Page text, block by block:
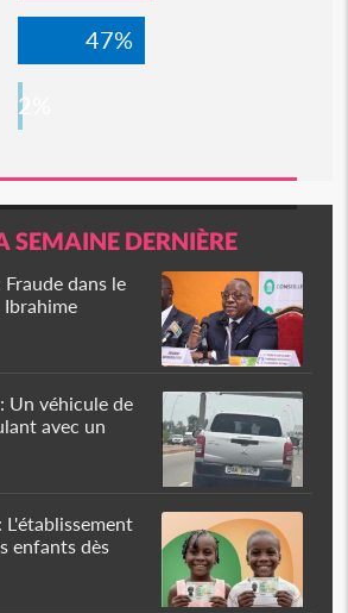
47%
2%
SEMAINE DERNIÈRE
dans le
Un véhicule de
avec un
enfants dès